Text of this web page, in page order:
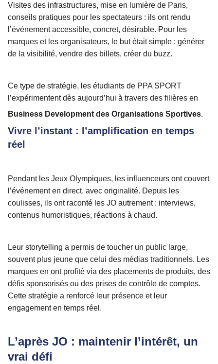
Visites des infrastructures, mise en lumière de Paris,
conseils pratiques pour les spectateurs : ils ont rendu
l’événement accessible, concret, désirable. Pour les
marques et les organisateurs, le but était simple : générer
de la visibilité, vendre des billets, créer du buzz.
Ce type de stratégie, les étudiants de PPA SPORT
l’expérimentent dès aujourd’hui à travers des filières en
Business Development des Organisations Sportives.
Vivre l’instant : l’amplification en temps
réel
Pendant les Jeux Olympiques, les influenceurs ont couvert
l’événement en direct, avec originalité. Depuis les
coulisses, ils ont raconté les JO autrement : interviews,
contenus humoristiques, réactions à chaud.
Leur storytelling a permis de toucher un public large,
souvent plus jeune que celui des médias traditionnels. Les
marques en ont profité via des placements de produits, des
défis sponsorisés ou des prises de contrôle de comptes.
Cette stratégie a renforcé leur présence et leur
engagement en temps réel.
L’après JO : maintenir l’intérêt, un
vrai défi